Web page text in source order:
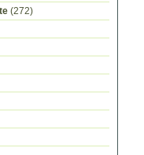
(272)